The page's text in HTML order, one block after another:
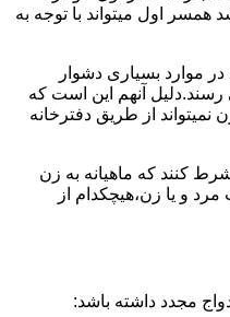
همسر اول میتواند با توجه به
در موارد بسیاری دشوار
رسند.دلیل آنهم این است که
نمیتواند از طریق دفترخانه
کنند که ماهیانه به زن
و یا زن،هیچکدام از
مجدد داشته باشد: